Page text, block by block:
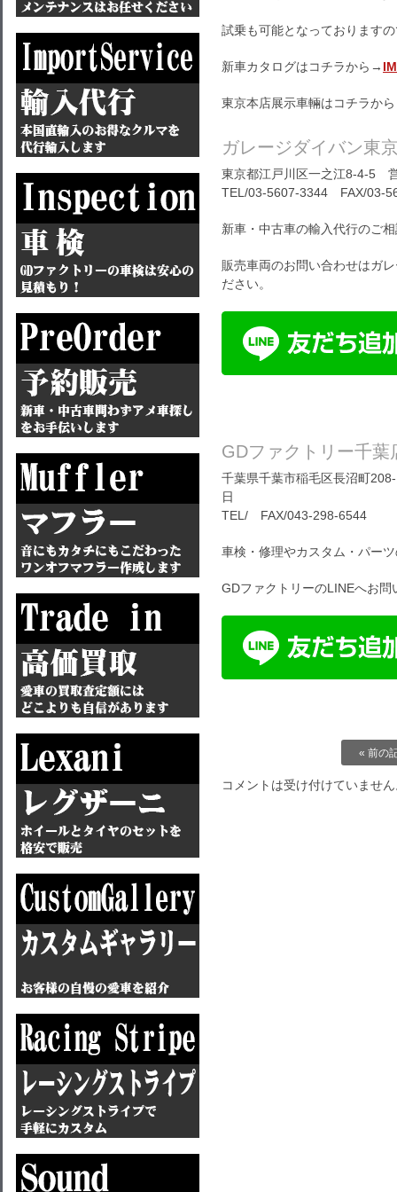
試乗も可能となっております
新車カタログはコチラから→
東京本店展示車輛はコチラか
ガレージダイバン東
東京都江戸川区一之江8-4-5
TEL/03-5607-3344 FAX/03-
新車・中古車の輸入代行のご
販売車両のお問い合わせはガ
ださい。
GDファクトリー千葉
千葉県千葉市稲毛区長沼町
日
TEL/ FAX/043-298-6544
車検・修理やカスタム・パー
GDファクトリーのLINEへお問
« 前の
コメントは受け付けていませ